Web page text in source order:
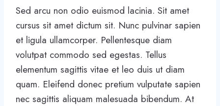
Sed arcu non odio euismod lacinia. Sit amet
cursus sit amet dictum sit. Nunc pulvinar sapien
et ligula ullamcorper. Pellentesque diam
volutpat commodo sed egestas. Tellus
elementum sagittis vitae et leo duis ut diam
quam. Eleifend donec pretium vulputate sapien
nec sagittis aliquam malesuada bibendum. At